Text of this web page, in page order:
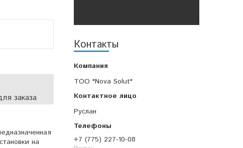
Контакты
TOO "Nova Solut"
Руслан
+7 (775) 227-10-08
заказа
на